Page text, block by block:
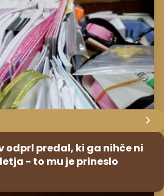
odprl predal, ki ga nihče ni
- to mu je prineslo